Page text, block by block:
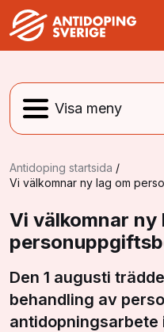
Antidoping startsida /
Vi välkomnar ny lag om
Vi välkomnar ny
Den 1 augusti
behandling av
antidopningsarbete